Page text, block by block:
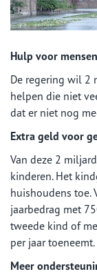
Hulp voor
De regering wil 2
helpen die niet
dat er niet nog
Extra geld voor
Van deze 2
kinderen. Het
huishoudens toe.
jaarbedrag met
tweede kind of
per jaar toeneemt.
Meer